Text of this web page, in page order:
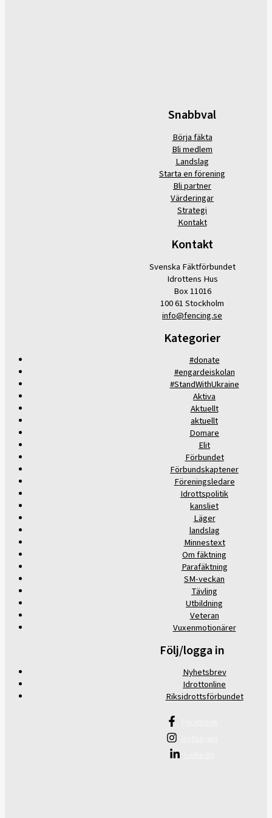
Snabbval
Börja fäkta
Bli medlem
Landslag
Starta en förening
Bli partner
Värderingar
Strategi
Kontakt
Kontakt
Svenska Fäktförbundet
Idrottens Hus
Box 11016
100 61 Stockholm
info@fencing.se
Kategorier
#donate
#engardeiskolan
#StandWithUkraine
Aktiva
Aktuellt
aktuellt
Domare
Elit
Förbundet
Förbundskaptener
Föreningsledare
Idrottspolitik
kansliet
Läger
landslag
Minnestext
Om fäktning
Parafäktning
SM-veckan
Tävling
Utbildning
Veteran
Vuxenmotionärer
Följ/logga in
Nyhetsbrev
Idrottonline
Riksidrottsförbundet